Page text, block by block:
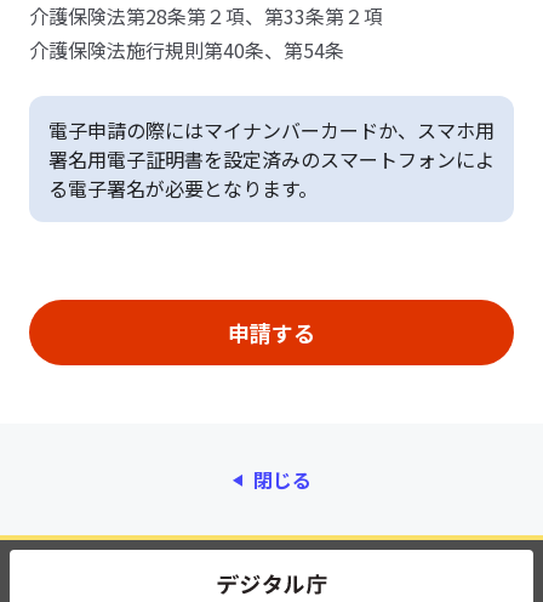
介護保険法第28条第２項、第33条第２項
介護保険法施行規則第40条、第54条
電子申請の際にはマイナンバーカードか、スマホ用
署名用電子証明書を設定済みのスマートフォンによ
る電子署名が必要となります。
閉じる